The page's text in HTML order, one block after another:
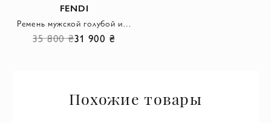
FENDI
Ремень мужской голубой из натуральной кожи
35 800 ₴31 900 ₴
Похожие товары